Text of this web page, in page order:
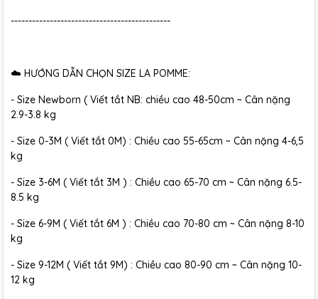
---------------------------------------------
☁️ HƯỚNG DẪN CHỌN SIZE LA POMME:
- Size Newborn ( Viết tắt NB: chiều cao 48-50cm ~ Cân nặng
2.9-3.8 kg
- Size 0-3M ( Viết tắt 0M) : Chiều cao 55-65cm ~ Cân nặng 4-6,5
kg
- Size 3-6M ( Viết tắt 3M ) : Chiều cao 65-70 cm ~ Cân nặng 6.5-
8.5 kg
- Size 6-9M ( Viết tắt 6M ) : Chiều cao 70-80 cm ~ Cân nặng 8-10
kg
- Size 9-12M ( Viết tắt 9M) : Chiều cao 80-90 cm ~ Cân nặng 10-
12 kg